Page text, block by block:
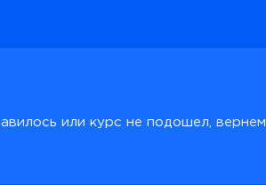
или курс не подошел, вернем